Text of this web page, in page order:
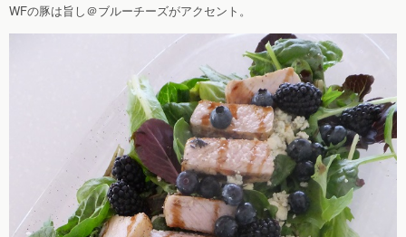
WFの豚は旨し＠ブルーチーズがアクセント。